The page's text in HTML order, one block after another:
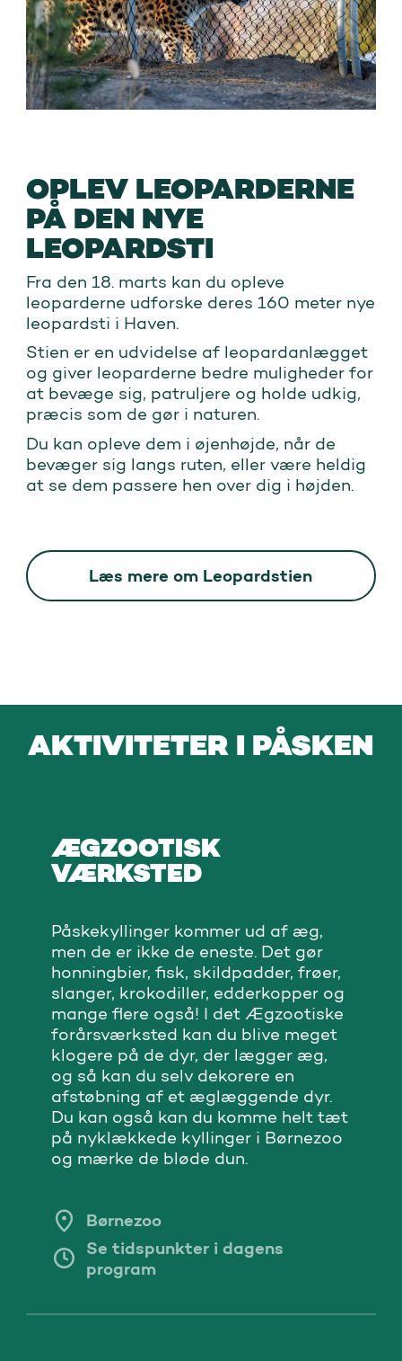
OPLEV LEOPARDERNE
PÅ DEN NYE
LEOPARDSTI
Fra den 18. marts kan du opleve
leoparderne udforske deres 160 meter nye
leopardsti i Haven.
Stien er en udvidelse af leopardanlægget
og giver leoparderne bedre muligheder for
at bevæge sig, patruljere og holde udkig,
præcis som de gør i naturen.
Du kan opleve dem i øjenhøjde, når de
bevæger sig langs ruten, eller være heldig
at se dem passere hen over dig i højden.
Læs mere om Leopardstien
AKTIVITETER I PÅSKEN
ÆGZOOTISK
VÆRKSTED
Påskekyllinger kommer ud af æg,
men de er ikke de eneste. Det gør
honningbier, fisk, skildpadder, frøer,
slanger, krokodiller, edderkopper og
mange flere også! I det Ægzootiske
forårsværksted kan du blive meget
klogere på de dyr, der lægger æg,
og så kan du selv dekorere en
afstøbning af et æglæggende dyr.
Du kan også kan du komme helt tæt
på nyklækkede kyllinger i Børnezoo
og mærke de bløde dun.
Børnezoo
Se tidspunkter i dagens
program